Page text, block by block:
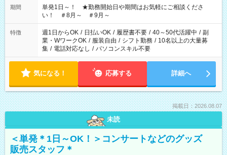
期間
単発1日～！ ★勤務開始日や期間はお気軽にご相談くださ
い！ ＃8月～ ＃9月～
特徴 週1日からOK / 日払いOK / 履歴書不要 / 40～50代活躍中 / 副
業・WワークOK / 服装自由 / シフト勤務 / 10名以上の大量募
集 / 電話対応なし / パソコンスキル不要
気になる！ 応募する 詳細へ
掲載日：2026.08.07
未読
＜単発＊1日～OK！＞コンサートなどのグッズ
販売スタッフ＊